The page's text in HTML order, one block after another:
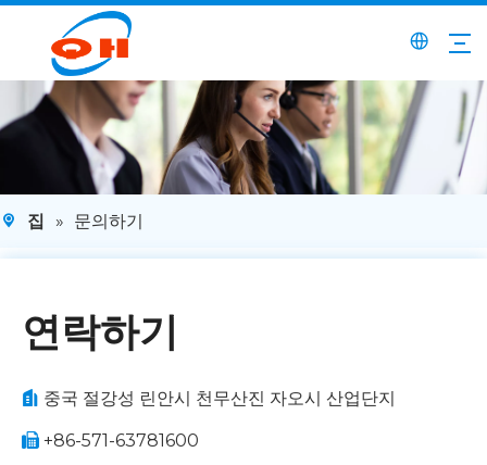
집 » 문의하기
연락하기
 중국 절강성 린안시 천무산진 자오시 산업단지
 +86-571-63781600